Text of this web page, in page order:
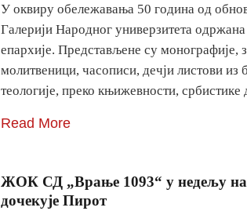
У оквиру обележавања 50 година од
Галерији Народног универзитета
епархије. Представљене су монографије,
молитвеници, часописи, дечји листови из
теологије, преко књижевности,
Read More
ЖОК СД „Врање 1093“ у недељу на
дочекује Пирот